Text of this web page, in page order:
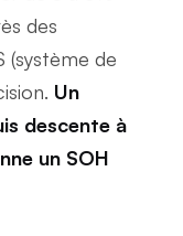
des
(système de
Un
descente à
un SOH